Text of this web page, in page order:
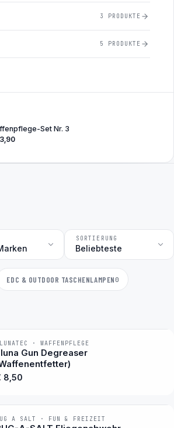
3 PRODUKTE
5 PRODUKTE
Set Nr. 3
SORTIERUNG
EDC & OUTDOOR TASCHENLAMPEN0
BESTSELLER· WAFFENPFLEGE
Gun Degreaser
8,50
BESTSELLER
A SALT · FUN & FREIZEIT